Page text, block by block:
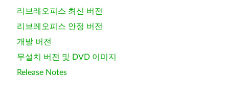
리브레오피스 최신 버전
리브레오피스 안정 버전
개발 버전
무설치 버전 및 DVD 이미지
Release Notes